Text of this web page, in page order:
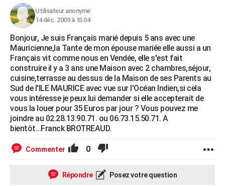
Utilisateur anonyme
14 déc. 2009 à 15:04
Bonjour, Je suis Français marié depuis 5 ans avec une
Mauricienne,la Tante de mon épouse mariée elle aussi a un
Français vit comme nous en Vendée, elle s'est fait
construire il y a 3 ans une Maison avec 2 chambres,séjour,
cuisine,terrasse au dessus de la Maison de ses Parents au
Sud de l'ILE MAURICE avec vue sur l'Océan Indien,si cela
vous intéresse je peux lui demander si elle accepterait de
vous la louer pour 35 Euros par jour ? Vous pouvez me
joindre au 02.28.13.90.71. ou 06.73.15.50.71. A
bientôt...Franck BROTREAUD.
Commenter 0
Répondre Posez votre question